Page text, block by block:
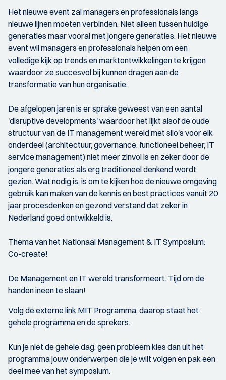
Het nieuwe event zal managers en professionals langs
nieuwe lijnen moeten verbinden. Niet alleen tussen huidige
generaties maar vooral met jongere generaties. Het nieuwe
event wil managers en professionals helpen om een
volledige kijk op trends en marktontwikkelingen te krijgen
waardoor ze succesvol bij kunnen dragen aan de
transformatie van hun organisatie.
De afgelopen jaren is er sprake geweest van een aantal
'disruptive developments' waardoor het lijkt alsof de oude
structuur van de IT management wereld met silo's voor elk
onderdeel (architectuur, governance, functioneel beheer, IT
service management) niet meer zinvol is en zeker door de
jongere generaties als erg traditioneel denkend wordt
gezien. Wat nodig is, is om te kijken hoe de nieuwe omgeving
gebruik kan maken van de kennis en best practices vanuit 20
jaar procesdenken en gezond verstand dat zeker in
Nederland goed ontwikkeld is.
Thema van het Nationaal Management & IT Symposium:
Co-create!
De Management en IT wereld transformeert. Tijd om de
handen ineen te slaan!
Volg de externe link MIT Programma, daarop staat het
gehele programma en de sprekers.
Kun je niet de gehele dag, geen probleem kies dan uit het
programma jouw onderwerpen die je wilt volgen en pak een
deel mee van het symposium.